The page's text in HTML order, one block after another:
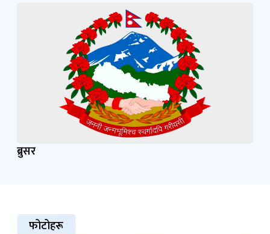
ब्रुसर
फोटोहरू